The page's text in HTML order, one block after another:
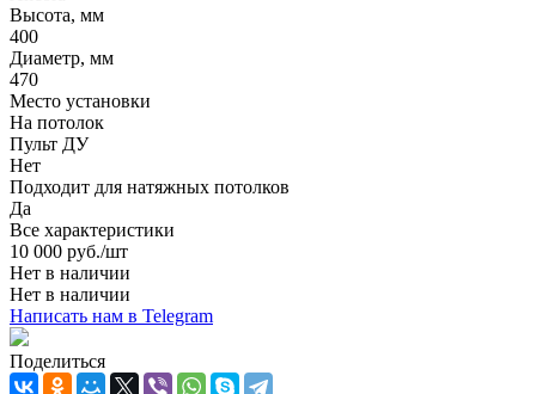
Высота, мм
400
Диаметр, мм
470
Место установки
На потолок
Пульт ДУ
Нет
Подходит для натяжных потолков
Да
Все характеристики
10 000 руб./шт
Нет в наличии
Нет в наличии
Написать нам в Telegram
Поделиться